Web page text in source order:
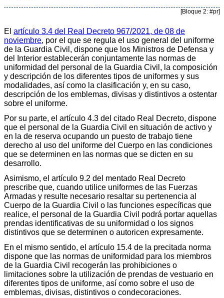
[Bloque 2: #pr]
El artículo 3.4 del Real Decreto 967/2021, de 08 de
noviembre, por el que se regula el uso general del uniforme
de la Guardia Civil, dispone que los Ministros de Defensa y
del Interior establecerán conjuntamente las normas de
uniformidad del personal de la Guardia Civil, la composición
y descripción de los diferentes tipos de uniformes y sus
modalidades, así como la clasificación y, en su caso,
descripción de los emblemas, divisas y distintivos a ostentar
sobre el uniforme.
Por su parte, el artículo 4.3 del citado Real Decreto, dispone
que el personal de la Guardia Civil en situación de activo y
en la de reserva ocupando un puesto de trabajo tiene
derecho al uso del uniforme del Cuerpo en las condiciones
que se determinen en las normas que se dicten en su
desarrollo.
Asimismo, el artículo 9.2 del mentado Real Decreto
prescribe que, cuando utilice uniformes de las Fuerzas
Armadas y resulte necesario resaltar su pertenencia al
Cuerpo de la Guardia Civil o las funciones específicas que
realice, el personal de la Guardia Civil podrá portar aquellas
prendas identificativas de su uniformidad o los signos
distintivos que se determinen o autoricen expresamente.
En el mismo sentido, el artículo 15.4 de la precitada norma
dispone que las normas de uniformidad para los miembros
de la Guardia Civil recogerán las prohibiciones o
limitaciones sobre la utilización de prendas de vestuario en
diferentes tipos de uniforme, así como sobre el uso de
emblemas, divisas, distintivos o condecoraciones.